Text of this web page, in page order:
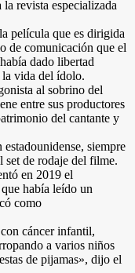
revista especializada
película que es dirigida
de comunicación que el
dado libertad
vida del ídolo.
al sobrino del
entre sus productores
del cantante y
siempre
set de rodaje del filme.
en 2019 el
había leído un
como
cáncer infantil,
a varios niños
de pijamas», dijo el